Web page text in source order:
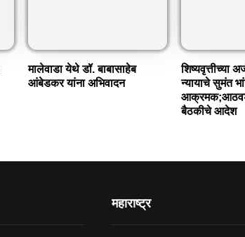
मालेवाडा येथे डॉ. बाबासाहेब
आंबेडकर यांना अभिवादन
शिष्यवृत्तीच्या
न्यायाचे सुमंत
बैठकीचे आदेश
महाराष्ट्र